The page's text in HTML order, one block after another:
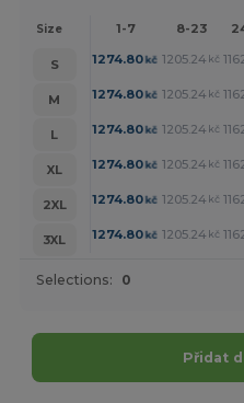
Size 1-7 8-23
S 1274.80kč 1205.24 kč
M
1274.80kč 1205.24 kč
L
1274.80kč 1205.24 kč
XL
1274.80kč 1205.24 kč
2XL
1274.80kč 1205.24 kč
3XL
1274.80kč 1205.24 kč
Selections: 0
Přidat